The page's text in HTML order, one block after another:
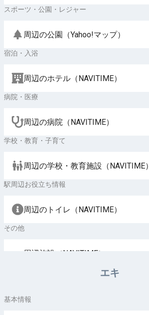
スポーツ・公園・レジャー
周辺の公園（Yahoo!マップ）
宿泊・入浴
周辺のホテル（NAVITIME）
病院・医療
周辺の病院（NAVITIME）
学校・教育・子育て
周辺の学校・教育施設（NAVITIME）
駅周辺お役立ち情報
周辺のトイレ（NAVITIME）
その他
周辺施設（NAVITIME）
エキ
基本情報